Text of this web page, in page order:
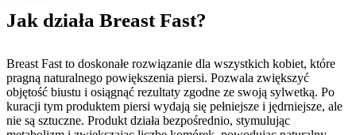
Jak działa Breast Fast?
Breast Fast to doskonałe rozwiązanie dla wszystkich kobiet, które
pragną naturalnego powiększenia piersi. Pozwala zwiększyć
objętość biustu i osiągnąć rezultaty zgodne ze swoją sylwetką. Po
kuracji tym produktem piersi wydają się pełniejsze i jędrniejsze, ale
nie są sztuczne. Produkt działa bezpośrednio, stymulując